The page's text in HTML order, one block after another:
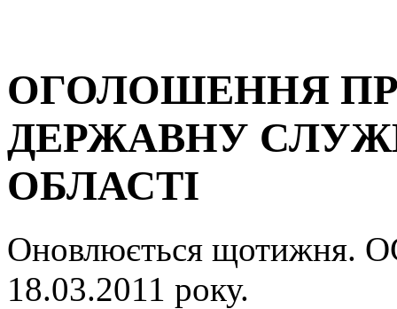
ОГОЛОШЕННЯ
ДЕРЖАВНУ
ОБЛАСТІ
Оновлюється
18.03.2011 року.